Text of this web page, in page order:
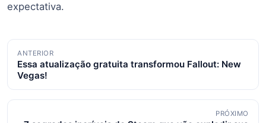
expectativa.
Navegação
de
posts
ANTERIOR
Essa atualização gratuita transformou Fallout: New
Vegas!
PRÓXIMO